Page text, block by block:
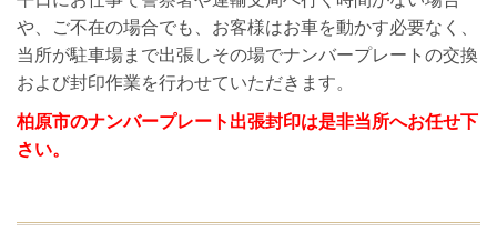
や、ご不在の場合でも、お客様はお車を動かす必要なく、
当所が駐車場まで出張しその場でナンバープレートの交換
および封印作業を行わせていただきます。
柏原市のナンバープレート出張封印は是非当所へお任せ下
さい。